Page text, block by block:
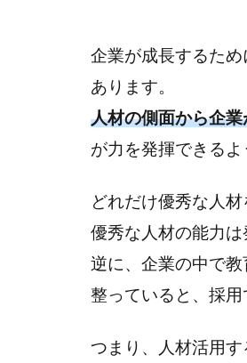
企業が成長するため
あります。
人材の側面から企
が力を発揮できるよ
どれだけ優秀な人
優秀な人材の能力は
逆に、企業の中で教
整っていると、採
つまり、人材活用